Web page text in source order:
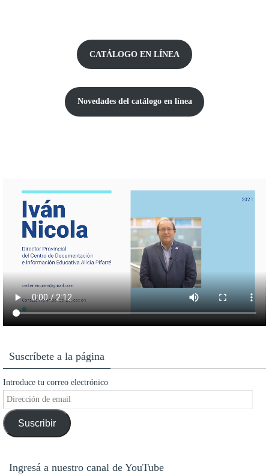
CATÁLOGO EN LÍNEA
Novedades del catálogo en línea
Suscríbete a la página
Introduce tu correo electrónico
Dirección
de
emailSuscribir
Ingresá a nuestro canal de YouTube